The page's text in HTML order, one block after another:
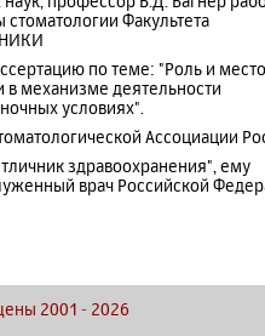
Факультета
по теме: "Роль и место
в механизме деятельности
условиях".
Ассоциации
здравоохранения", ему
врач Российской
2001 - 2026